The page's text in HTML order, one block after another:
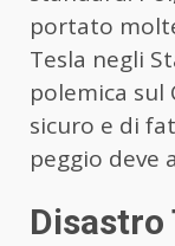
portato
Tesla negli
polemica
sicuro e di
peggio deve
Disastro